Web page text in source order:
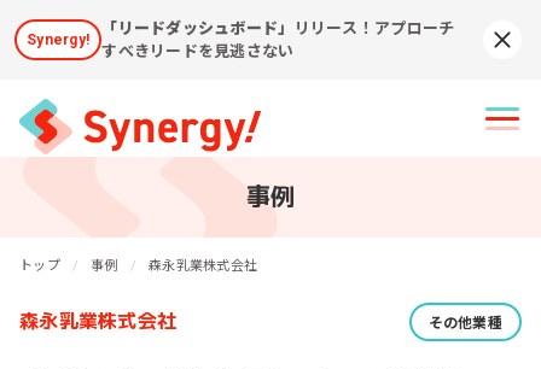
Synergy!
「リードダッシュボード」
リリース！アプローチ
すべきリードを見逃さない
事例
トップ 事例 森永乳業株式会社
森永乳業株式会社 その他業種